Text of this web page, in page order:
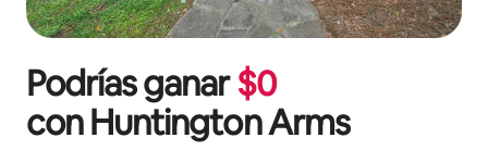
Podrías ganar$0
conHuntington Arms